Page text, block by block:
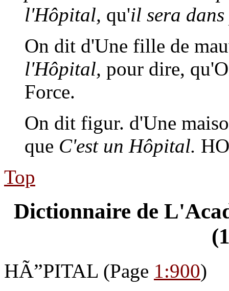
l'Hôpital, qu'il sera
On dit d'Une fille de
l'Hôpital, pour dire,
Force.
On dit figur. d'Une
que C'est un Hôpital.
Top
Dictionnaire de
HÃ”PITAL (Page 1:900)